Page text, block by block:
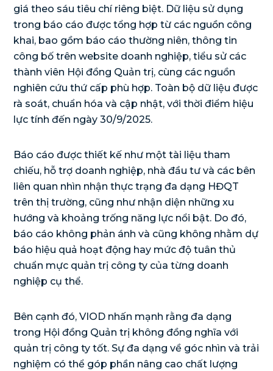
giá theo sáu tiêu chí riêng biệt. Dữ liệu sử dụng
trong báo cáo được tổng hợp từ các nguồn công
khai, bao gồm báo cáo thường niên, thông tin
công bố trên website doanh nghiệp, tiểu sử các
thành viên Hội đồng Quản trị, cùng các nguồn
nghiên cứu thứ cấp phù hợp. Toàn bộ dữ liệu được
rà soát, chuẩn hóa và cập nhật, với thời điểm hiệu
lực tính đến ngày 30/9/2025.
Báo cáo được thiết kế như một tài liệu tham
chiếu, hỗ trợ doanh nghiệp, nhà đầu tư và các bên
liên quan nhìn nhận thực trạng đa dạng HĐQT
trên thị trường, cũng như nhận diện những xu
hướng và khoảng trống năng lực nổi bật. Do đó,
báo cáo không phản ánh và cũng không nhằm dự
báo hiệu quả hoạt động hay mức độ tuân thủ
chuẩn mực quản trị công ty của từng doanh
nghiệp cụ thể.
Bên cạnh đó, VIOD nhấn mạnh rằng đa dạng
trong Hội đồng Quản trị không đồng nghĩa với
quản trị công ty tốt. Sự đa dạng về góc nhìn và trải
nghiệm có thể góp phần nâng cao chất lượng